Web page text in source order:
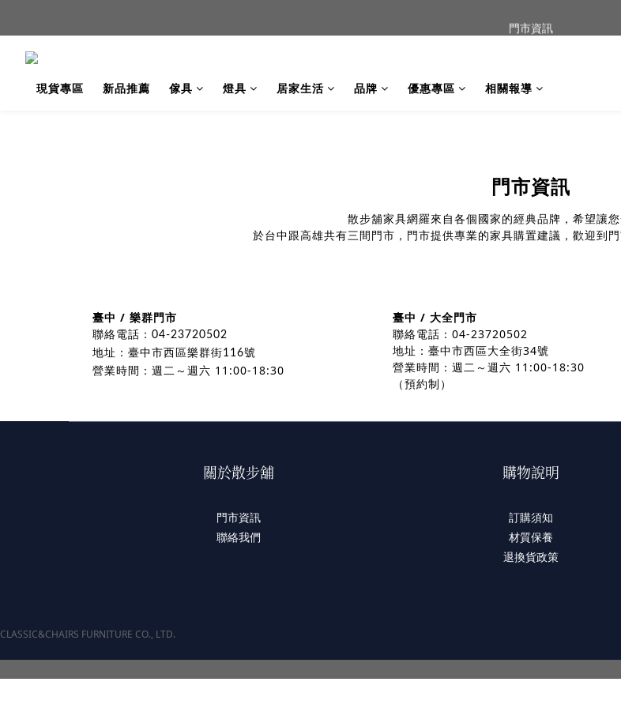
門市資訊
新品到貨｜日本燈具品牌 Ambientec 年度新品 Barcarolle
現貨專區 新品推薦 傢具 燈具 居家生活 品牌 優惠專區 相關報導
門市資訊
散步舖家具網羅來自各個國家的經典品牌，希望讓您
於台中跟高雄共有三間門市，門市提供專業的家具購置建議，歡迎到
臺中 / 樂群門市
聯絡電話：04-23720502
地址：臺中市西區樂群街116號
營業時間：週二～週六 11:00-18:30
臺中 / 大全門市
聯絡電話：04-23720502
地址：臺中市西區大全街34號
營業時間：週二～週六 11:00-18:30
（預約制）
關於散步舖
門市資訊
聯絡我們
購物說明
訂購須知
材質保養
退換貨政策
CLASSIC&CHAIRS FURNITURE CO., LTD.